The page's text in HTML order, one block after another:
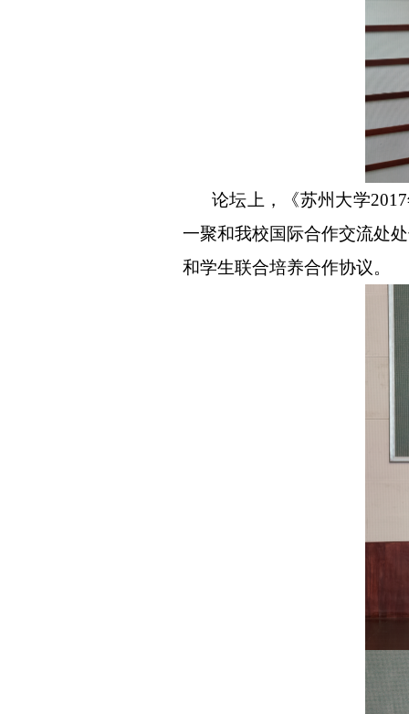
论坛上，《苏州大学
一聚和我校国际合作交流处
和学生联合培养合作协议。